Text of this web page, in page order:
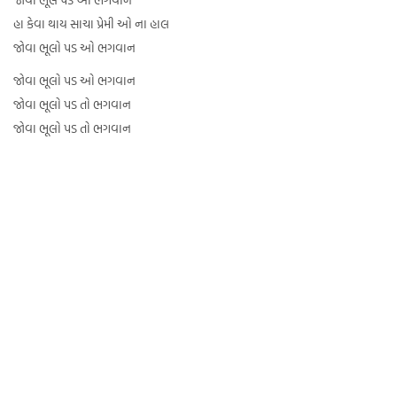
હા કેવા થાય સાચા પ્રેમી ઓ ના હાલ
જોવા ભૂલો પડ ઓ ભગવાન
જોવા ભૂલો પડ ઓ ભગવાન
જોવા ભૂલો પડ તો ભગવાન
જોવા ભૂલો પડ તો ભગવાન